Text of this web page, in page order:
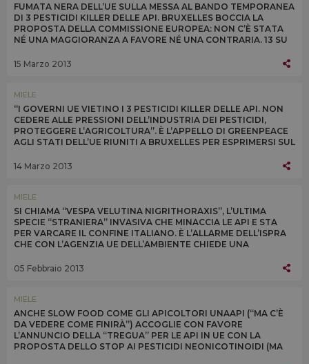
FUMATA NERA DELL’UE SULLA MESSA AL BANDO TEMPORANEA
DI 3 PESTICIDI KILLER DELLE API. BRUXELLES BOCCIA LA
PROPOSTA DELLA COMMISSIONE EUROPEA: NON C’È STATA
NÉ UNA MAGGIORANZA A FAVORE NÉ UNA CONTRARIA. 13 SU
15 Marzo 2013
MIELE
“I GOVERNI UE VIETINO I 3 PESTICIDI KILLER DELLE API. NON
CEDERE ALLE PRESSIONI DELL’INDUSTRIA DEI PESTICIDI,
PROTEGGERE L’AGRICOLTURA”. È L’APPELLO DI GREENPEACE
AGLI STATI DELL’UE RIUNITI A BRUXELLES PER ESPRIMERSI SUL
14 Marzo 2013
MIELE
SI CHIAMA “VESPA VELUTINA NIGRITHORAXIS”, L’ULTIMA
SPECIE “STRANIERA” INVASIVA CHE MINACCIA LE API E STA
PER VARCARE IL CONFINE ITALIANO. È L’ALLARME DELL’ISPRA
CHE CON L’AGENZIA UE DELL’AMBIENTE CHIEDE UNA
05 Febbraio 2013
MIELE
ANCHE SLOW FOOD COME GLI APICOLTORI UNAAPI (“MA C’È
DA VEDERE COME FINIRÀ”) ACCOGLIE CON FAVORE
L’ANNUNCIO DELLA “TREGUA” PER LE API IN UE CON LA
PROPOSTA DELLO STOP AI PESTICIDI NEONICOTINOIDI (MA